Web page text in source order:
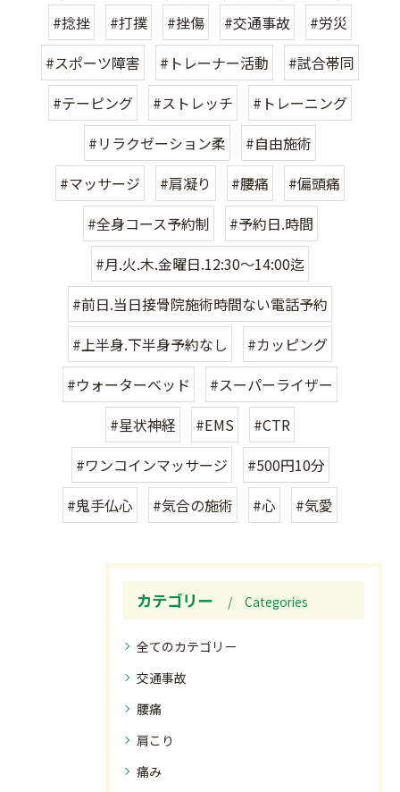
#捻挫
#打撲 #挫傷 #交通事故
#労災
#スポーツ障害
#トレーナー活動
#試合帯同
#テーピング
#ストレッチ
#トレーニング
#リラクゼーション柔
#自由施術
#マッサージ
#肩凝り #腰痛
#偏頭痛
#全身コース予約制
#予約日.時間
#月.火.木.金曜日.12:30〜14:00迄
#前日.当日接骨院施術時間ない電話予約
#上半身.下半身予約なし
#カッピング
#ウォーターベッド
#スーパーライザー
#星状神経
#EMS
#CTR
#ワンコインマッサージ
#500円10分
#鬼手仏心
#気合の施術 #心 #気愛
カテゴリー Categories
全てのカテゴリー
交通事故
腰痛
肩こり
痛み